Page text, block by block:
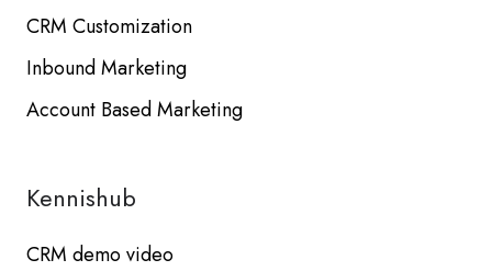
CRM Customization
Inbound Marketing
Account Based Marketing
Kennishub
CRM demo video